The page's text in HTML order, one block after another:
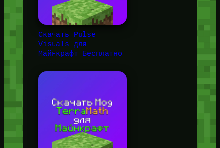
Скачать Pulse
Visuals для
Майнкрафт Бесплатно